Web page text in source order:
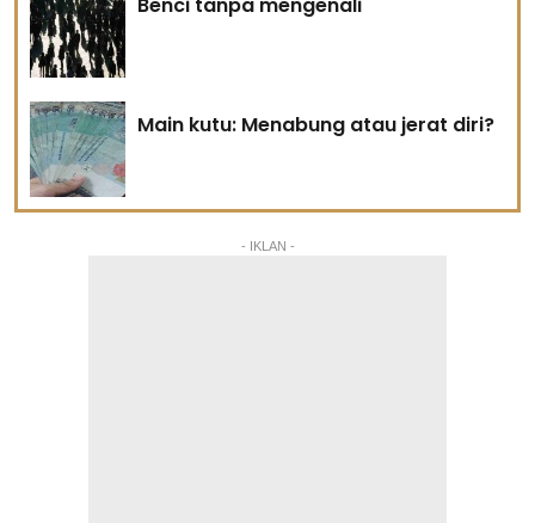
Main kutu: Menabung atau jerat diri?
- IKLAN -